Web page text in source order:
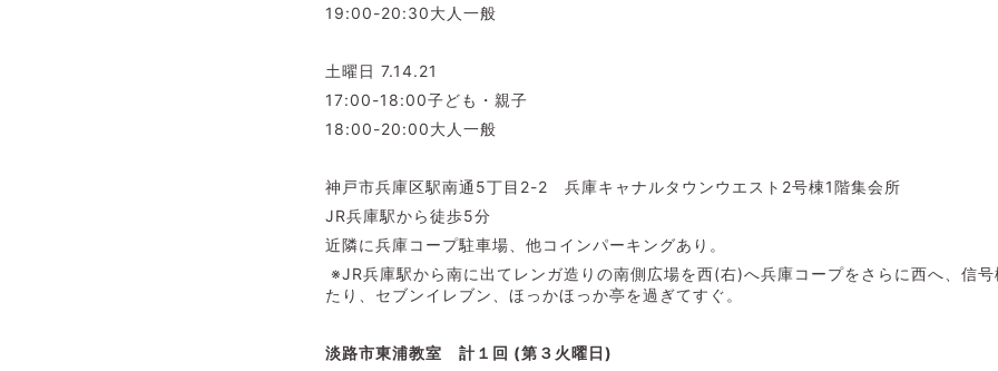
19:00-20:30大人一般
土曜日 7.14.21
17:00-18:00子ども・親子
18:00-20:00大人一般
神戸市兵庫区駅南通5丁目2-2 兵庫キャナルタウンウエスト2号棟1階集会所
JR兵庫駅から徒歩5分
近隣に兵庫コープ駐車場、他コインパーキングあり。
※JR兵庫駅から南に出てレンガ造りの南側広場を西(右)へ兵庫コープをさらに西へ、信
たり、セブンイレブン、ほっかほっか亭を過ぎてすぐ。
淡路市東浦教室 計１回 (第３火曜日)